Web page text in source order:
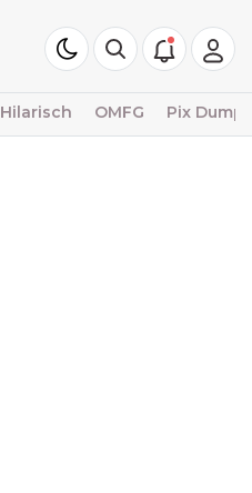
Hilarisch OMFG Pix Dump